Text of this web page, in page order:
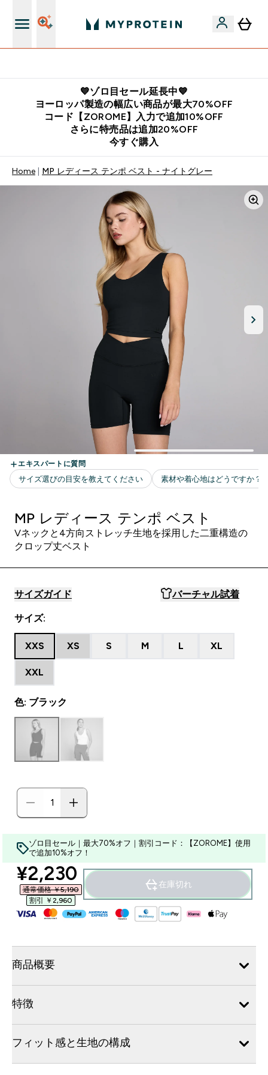
💙ゾロ目セール延長中💙
ヨーロッパ製造の幅広い商品が最大70%OFF
コード【ZOROME】入力で追加10%OFF
さらに特売品は追加20%OFF
今すぐ購入
Home MP レディース テンポ ベスト - ナイトグレー
MP レディース テンポ ベスト
Vネックと4方向ストレッチ生地を採用した二重構造の
クロップ丈ベスト
サイズガイド バーチャル試着
サイズ:
XXS XS S M L XL
XXL
色: ブラック
ゾロ目セール｜最大70%オフ｜割引コード：【ZOROME】使用
で追加10%オフ！
discounted price
¥2,230‎
通常価格 ￥5,190‎
割引 ￥2,960‎
在庫切れ
商品概要
特徴
フィット感と生地の構成